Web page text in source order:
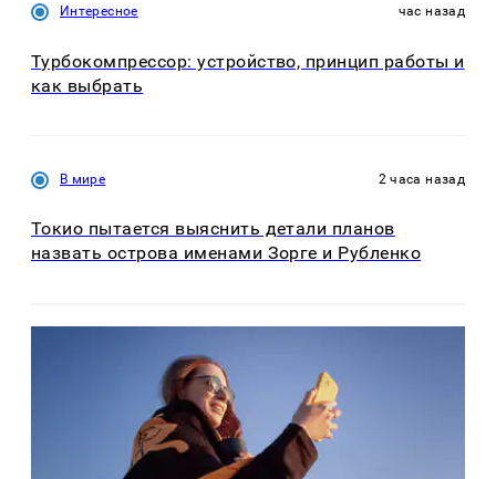
Интересное час назад
Турбокомпрессор: устройство, принцип работы и
как выбрать
В мире 2 часа назад
Токио пытается выяснить детали планов
назвать острова именами Зорге и Рубленко